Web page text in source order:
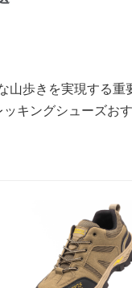
歩きを実現する重
キングシューズおす